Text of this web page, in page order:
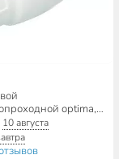
optima,
d40 мм, белый,
10 августа